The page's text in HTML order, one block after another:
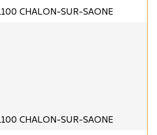
CHALON-SUR-SAONE
CHALON-SUR-SAONE